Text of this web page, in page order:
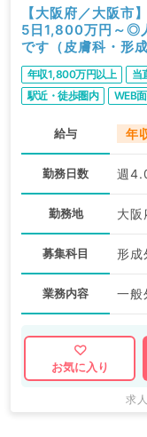
【大阪府／大阪
5日1,800万円～◎
です（皮膚科・形
年収1,800万円以上 当
駅近・徒歩圏内
WEB
給与 年
勤務日数 週
勤務地 大阪
募集科目 形成
業務内容 一般
お気に入り
求